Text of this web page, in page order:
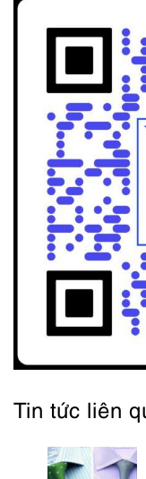
Tin tức liên